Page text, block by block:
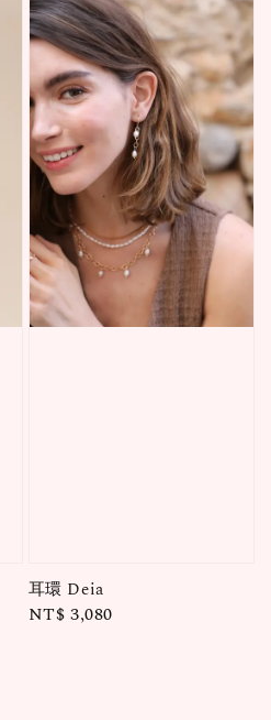
耳環 Deia
Regular
NT$ 3,080